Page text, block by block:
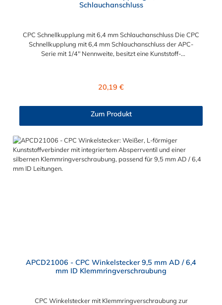
Schlauchanschluss
CPC Schnellkupplung mit 6,4 mm Schlauchanschluss Die CPC
Schnellkupplung mit 6,4 mm Schlauchanschluss der APC-
Serie mit 1/4" Nennweite, besitzt eine Kunststoff-
Absperrventil. Mögliche Anwendungsbereiche sind die
Systeme, Wärmetherapie, Teilereinigung und Schankanlagen.
Vorteile von CPC Schnellkupplungen mit 6,4 mm
Schlauchanschluss: Flexibiltät – Schnelle Verbindung von
Baugruppen Wartung – Schneller und einfacher Austausch von
Baugruppen und Aufrüstungen Sicherheit – Eliminierung
gefährlicher oder unansehnlicher Verschmutzungen
Servicefreundlichkeit – Wartung und Reparatur ohne Werkzeug
Regulärer Preis:
20,19 €
Zum Produkt
APCD21006 - CPC Winkelstecker 9,5 mm AD / 6,4
mm ID Klemmringverschraubung
CPC Winkelstecker mit Klemmringverschraubung zur